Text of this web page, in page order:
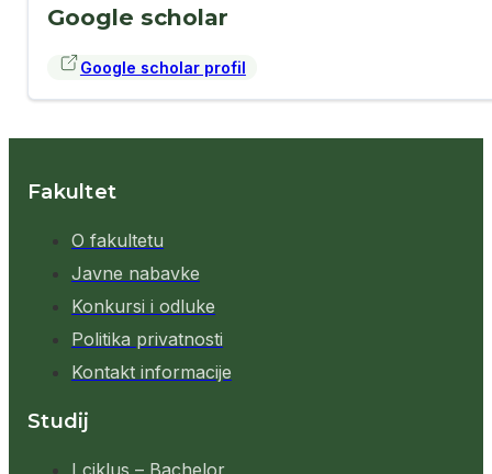
Google scholar
Google scholar profil
Fakultet
O fakultetu
Javne nabavke
Konkursi i odluke
Politika privatnosti
Kontakt informacije
Studij